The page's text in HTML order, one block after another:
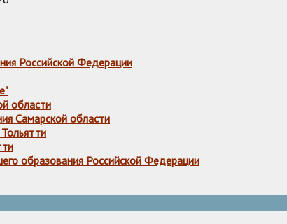
Российской Федерации
области
Самарской области
образования Российской Федерации